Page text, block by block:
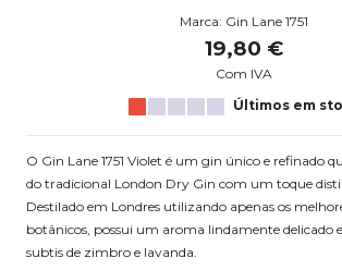
Marca: Gin Lane 1751
19,80 €
Com IVA
Últimos em
O Gin Lane 1751 Violet é um gin único e refinado
do tradicional London Dry Gin com um toque
Destilado em Londres utilizando apenas os
botânicos, possui um aroma lindamente delicado
subtis de zimbro e lavanda.